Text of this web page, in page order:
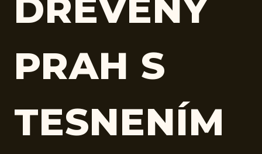
DREVENÝ
PRAH S
TESNENÍM